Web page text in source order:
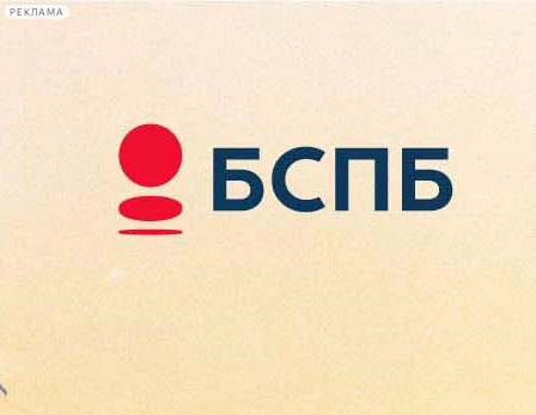
РЕКЛАМА
Сегодня:
2026.08.08
08:27
Афиша Plus